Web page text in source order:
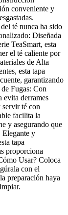
conveniente y
té nunca ha sido
Diseñada
TeaSmart, esta
el té caliente por
de Alta
esta tapa
garantizando
Fugas: Con
evita derrames
servir té con
facilita la
y asegurando que
Elegante y
tapa
proporciona
Usar? Coloca
con el
preparación haya